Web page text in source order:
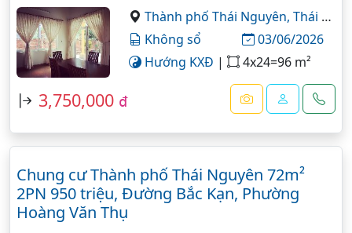
Thành phố Thái Nguyên,Thái Nguyên
Không sổ
03/06/2026
Hướng KXĐ | 4x24=96 m²
3,750,000 đ
Chung cư Thành phố Thái Nguyên 72m²
2PN 950 triệu, Đường Bắc Kạn, Phường
Hoàng Văn Thụ